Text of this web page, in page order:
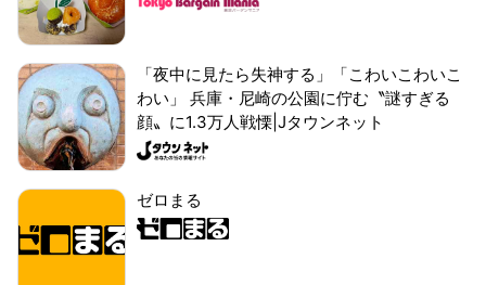
「夜中に見たら失神する」「こわいこわいこ
わい」 兵庫・尼崎の公園に佇む〝謎すぎる
顔〟に1.3万人戦慄|Jタウンネット
ゼロまる